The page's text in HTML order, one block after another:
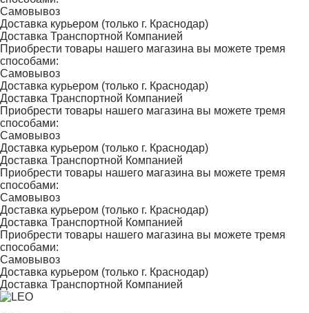
Самовывоз
Доставка курьером (только г. Краснодар)
Доставка Транспортной Компанией
Приобрести товары нашего магазина вы можете тремя
способами:
Самовывоз
Доставка курьером (только г. Краснодар)
Доставка Транспортной Компанией
Приобрести товары нашего магазина вы можете тремя
способами:
Самовывоз
Доставка курьером (только г. Краснодар)
Доставка Транспортной Компанией
Приобрести товары нашего магазина вы можете тремя
способами:
Самовывоз
Доставка курьером (только г. Краснодар)
Доставка Транспортной Компанией
Приобрести товары нашего магазина вы можете тремя
способами:
Самовывоз
Доставка курьером (только г. Краснодар)
Доставка Транспортной Компанией